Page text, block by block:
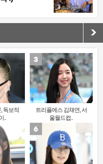
독보적
..
트리플에스 김채연, 서
울월드컵..